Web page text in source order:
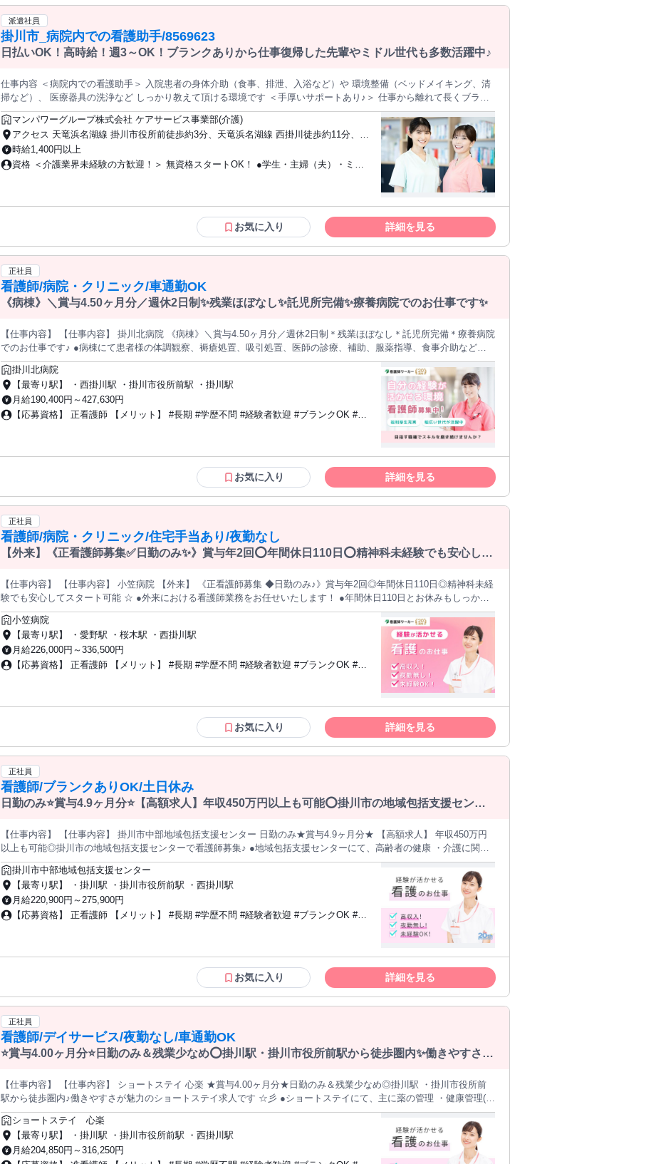
派遣社員
掛川市_病院内での看護助手/8569623
日払いOK！高時給！週3～OK！ブランクありから仕事復帰した先輩やミドル世代も多数活躍中♪
仕事内容 ＜病院内での看護助手＞ 入院患者の身体介助（食事、排泄、入浴など）や 環境整備（ベッドメイキング、清
掃など）、 医療器具の洗浄など しっかり教えて頂ける環境です ＜手厚いサポートあり♪＞ 仕事から離れて長くブラン
クがある方や、勤務経験が短い方 家事や家庭との両立をしたい方などみ～んな歓迎！ 「日中の時間帯で働きたい」
「平日のみ(土日祝休)希望」など 働きやすいシフトをご相談ください！ 【介護案件01】 ＜3つのメリット＞ 1.スピード
就業 圧倒的な量の求人情報！お仕事紹介の翌日に就業も可能！ 2.高時給・交通費全額支給 高時給・交通費全額支給だ
から安定した収入を得ることができます！ さらに、給与前払い制度もご利用できます！ 3.安心のサポート体制 担当営
業と地域専任担当の2名でフォロー！ 就業前、後も安心です！ 【給与支払いについて】 当社では「日払い」「週払
い」「月払い」からお選びいただけます。 急な出費も計画的な貯金も◎ 自分スタイルで働きやすい♪ ※ただし、日払
い＝即日お振込みではありません。 初回ご利用時は手続きにお時間をいただく場合があり、また保険関連の処理によ
り、 初日の勤務分をその日のうちにお受け取りいただくことはできません。 ※また、システムメンテナンス等によ
り、 日払い・週払いの対象外となる日が発生する場合があります。 →詳細はご就業時に担当者までお気軽にお問い合
はご案内できません。 ※法令に基づき、週20時間以上勤務の場合は 社会保険への加入対象となります。 ※労働者派遣
マンパワーグループ株式会社 ケアサービス事業部(介護)
アクセス 天竜浜名湖線 掛川市役所前徒歩約3分、天竜浜名湖線 西掛川徒歩約11分、天
竜浜名湖線 掛川徒歩約19分 車・バイク通勤OK（派遣先による）
時給1,400円以上
資格 ＜介護業界未経験の方歓迎！＞ 無資格スタートOK！ ●学生・主婦（夫）・ミド
お気に入り 詳細を見る
正社員
看護師/病院・クリニック/車通勤OK
《病棟》＼賞与4.50ヶ月分／週休2日制✨残業ほぼなし✨託児所完備✨療養病院でのお仕事です✨
【仕事内容】 【仕事内容】 掛川北病院 《病棟》＼賞与4.50ヶ月分／週休2日制＊残業ほぼなし＊託児所完備＊療養病院
でのお仕事です♪ ●病棟にて患者様の体調観察、褥瘡処置、吸引処置、医師の診療、補助、服薬指導、食事介助などを
お任せいたします。 ●ブランクがある方も安心！ 研修制度や丁寧なサポート体制があります◎残業は月平均5時間とほ
ぼなしで有給消化率も高め！ ●賞与は嬉しい4.50ヶ月分の高水準★頑張りが認められるやりがいのあるお仕事です♪退職
金制度や社会保険も完備◎ 小高い丘の上にあり見晴らしが素晴らしい療養型病院「掛川北病院」は、光を多く取り入れ
る設計の大変明るい院内です。 院内託児所完備で子育て中の方も働きやすく、勤続年数平均7年2ヶ月と定着率の高さも
特徴！ 女性社員の産休 ・育休取得はもちろん、男性社員の育休取得も増えています◎電子カルテ導入済みで業務効率
掛川北病院
【最寄り駅】 ・西掛川駅 ・掛川市役所前駅 ・掛川駅
月給190,400円～427,630円
【応募資格】 正看護師 【メリット】 #長期 #学歴不問 #経験者歓迎 #ブランクOK #昇
お気に入り 詳細を見る
正社員
看護師/病院・クリニック/住宅手当あり/夜勤なし
【外来】《正看護師募集✅️日勤のみ✨》賞与年2回⭕年間休日110日⭕精神科未経験でも安心して
【仕事内容】 【仕事内容】 小笠病院 【外来】 《正看護師募集 ◆日勤のみ♪》賞与年2回◎年間休日110日◎精神科未経
験でも安心してスタート可能 ☆ ●外来における看護師業務をお任せいたします！ ●年間休日110日とお休みもしっかり
あるので、ワークライフバランスを大切にしながら働いていただけます♪ ●残業は月3時間程度とほぼなくメリハリをつ
けてご勤務いただけます。 医療法人好生会が運営する「小笠病院」の外来にて、正職員として勤務いただける正看護師
さんを募集しております。 精神科未経験の方も歓迎◎他科での経験が活かせる場面も多く、安心してスタートできま
す。 賞与は年2回 ・計5ヶ月分支給実績あり！ 有休消化率も高く、育休復帰率もほぼ100％と働きやすさ抜群♪保育料補
助制度や職員食堂など福利厚生も充実しています。 まずはお気軽にお問い合わせください ☆ 受動喫煙防止項目：あり
小笠病院
【最寄り駅】 ・愛野駅 ・桜木駅 ・西掛川駅
月給226,000円～336,500円
【応募資格】 正看護師 【メリット】 #長期 #学歴不問 #経験者歓迎 #ブランクOK #昇
お気に入り 詳細を見る
正社員
看護師/ブランクありOK/土日休み
日勤のみ⭐賞与4.9ヶ月分⭐【高額求人】年収450万円以上も可能⭕掛川市の地域包括支援センタ
【仕事内容】 【仕事内容】 掛川市中部地域包括支援センター 日勤のみ★賞与4.9ヶ月分★ 【高額求人】 年収450万円
以上も可能◎掛川市の地域包括支援センターで看護師募集♪ ●地域包括支援センターにて、高齢者の健康 ・介護に関す
る相談対応や介護予防サービスの支援業務を行っていただきます◎ ●賞与は年3回 ・計4.9ヶ月分支給！ 頑張りがしっ
かり評価される職場です ☆彡 ●年間休日120日以上♪土日祝休みでプライベートも充実♪ 【社会福祉法人 天竜厚生会】
が運営する「掛川市中部包括支援センター」では、正看護師として地域高齢者の健康支援に携わる日勤常勤スタッフを
募集中です ☆彡静岡県掛川市杉谷南に位置し、マイカー通勤OK＆無料駐車場完備で通勤も快適♪年間休日120日以上＆
賞与4.9ヶ月分と待遇面も充実◎日勤のみで生活リズムも安定し、ブランクのある方も安心してスタートできる環境で
す！ 研修制度や資格取得支援もあり、キャリアアップを目指す方にもおすすめ♪まずは見学だけでもOK！ お気軽にお
掛川市中部地域包括支援センター
【最寄り駅】 ・掛川駅 ・掛川市役所前駅 ・西掛川駅
月給220,900円～275,900円
【応募資格】 正看護師 【メリット】 #長期 #学歴不問 #経験者歓迎 #ブランクOK #昇
お気に入り 詳細を見る
正社員
看護師/デイサービス/夜勤なし/車通勤OK
⭐賞与4.00ヶ月分⭐日勤のみ＆残業少なめ⭕掛川駅・掛川市役所前駅から徒歩圏内✨働きやすさが
【仕事内容】 【仕事内容】 ショートステイ 心楽 ★賞与4.00ヶ月分★日勤のみ＆残業少なめ◎掛川駅 ・掛川市役所前
駅から徒歩圏内♪働きやすさが魅力のショートステイ求人です ☆彡 ●ショートステイにて、主に薬の管理 ・健康管理(処
置) ・オンコール対応等をお任せします。 ●賞与もうれしい4.00ヶ月分と、頑張った分はしっかり評価される、やりが
いのある環境です♪ ●夜勤はないので、育児中の方や、年齢的にも体力的にも夜勤は厳しいという方には働きやすい仕
事です。 ※ご応募には普通自動車運転免許(AT限定可)が必要です。 デイサービスとケアプランセンターを併設されて
いる《ショートステイ心楽》にて看護師さんを募集しています。 残業は月平均2時間程度とほとんどないので終業後の
ショートステイ 心楽
【最寄り駅】 ・掛川駅 ・掛川市役所前駅 ・西掛川駅
月給204,850円～316,250円